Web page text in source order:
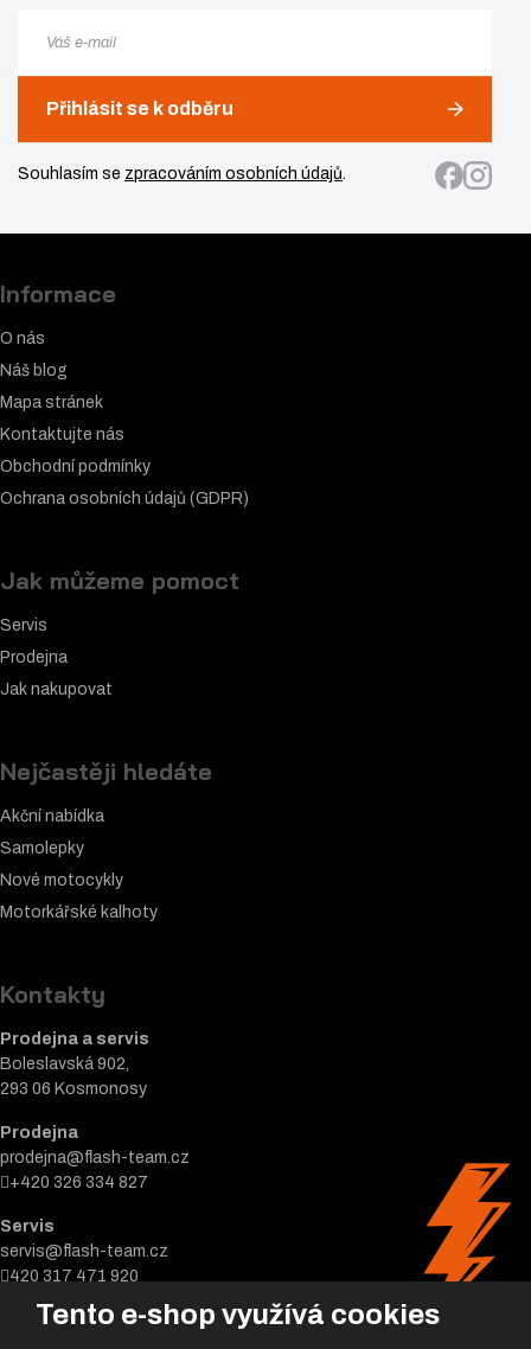
Tento e-shop využívá cookies
Přihlásit se k odběru
Souhlasím se zpracováním osobních údajů.
Informace
O nás
Náš blog
Mapa stránek
Kontaktujte nás
Obchodní podmínky
Ochrana osobních údajů (GDPR)
Jak můžeme pomoct
Servis
Prodejna
Jak nakupovat
Nejčastěji hledáte
Akční nabídka
Samolepky
Nové motocykly
Motorkářské kalhoty
Kontakty
Prodejna a servis
Boleslavská 902,
293 06 Kosmonosy
Prodejna
prodejna@flash-team.cz
+420 326 334 827
Servis
servis@flash-team.cz
420 317 471 920